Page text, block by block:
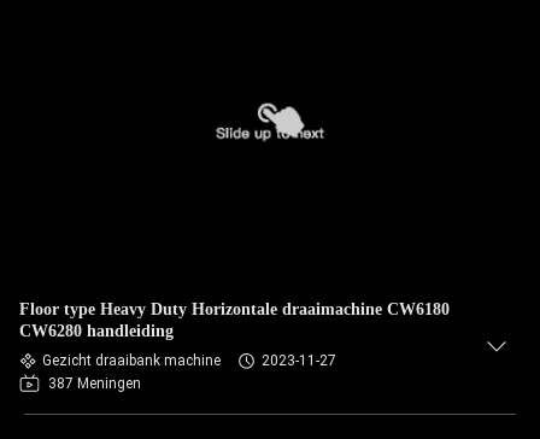
Floor type Heavy Duty Horizontale draaimachine CW6180
CW6280 handleiding
Gezicht draaibank machine
2023-11-27
387 Meningen